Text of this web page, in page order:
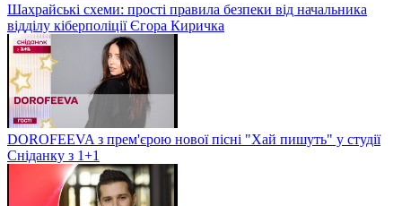
Шахрайські схеми: прості правила безпеки від начальника
відділу кіберполіції Єгора Киричка
DOROFEEVA з прем'єрою нової пісні "Хай пишуть" у студії
Сніданку з 1+1